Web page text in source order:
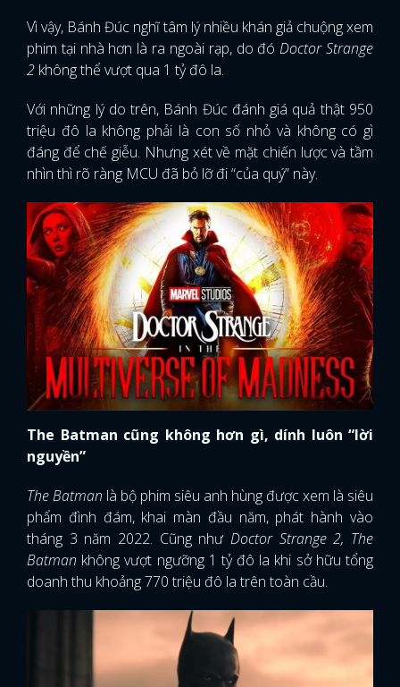
Vì vậy, Bánh Đúc nghĩ tâm lý nhiều khán giả chuộng xem
phim tại nhà hơn là ra ngoài rạp, do đóDoctor Strange
2 không thể vượt qua 1 tỷ đô la.
Với những lý do trên, Bánh Đúc đánh giá quả thật 950
triệu đô la không phải là con số nhỏ và không có gì
đáng để chế giễu. Nhưng xét về mặt chiến lược và tầm
nhìn thì rõ ràng MCU đã bỏ lỡ đi “của quý” này.
The Batman cũng không hơn gì, dính luôn “lời
nguyền”
The Batman là bộ phim siêu anh hùng được xem là siêu
phẩm đình đám, khai màn đầu năm, phát hành vào
tháng 3 năm 2022. Cũng như Doctor Strange 2, The
Batman không vượt ngưỡng 1 tỷ đô la khi sở hữu tổng
doanh thu khoảng 770 triệu đô la trên toàn cầu.